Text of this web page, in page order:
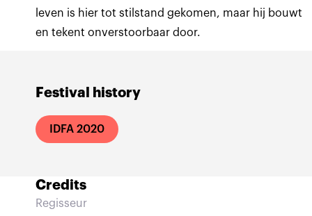
Festival history
IDFA 2020
leven is hier tot stilstand gekomen, maar hij bouwt
en tekent onverstoorbaar door.
Credits
Regisseur